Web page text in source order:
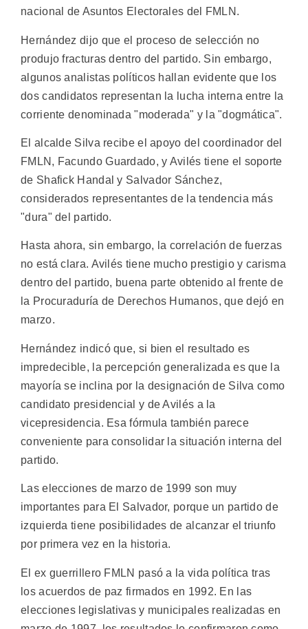
nacional de Asuntos Electorales del FMLN.
Hernández dijo que el proceso de selección no
produjo fracturas dentro del partido. Sin embargo,
algunos analistas políticos hallan evidente que los
dos candidatos representan la lucha interna entre la
corriente denominada "moderada" y la "dogmática".
El alcalde Silva recibe el apoyo del coordinador del
FMLN, Facundo Guardado, y Avilés tiene el soporte
de Shafick Handal y Salvador Sánchez,
considerados representantes de la tendencia más
"dura" del partido.
Hasta ahora, sin embargo, la correlación de fuerzas
no está clara. Avilés tiene mucho prestigio y carisma
dentro del partido, buena parte obtenido al frente de
la Procuraduría de Derechos Humanos, que dejó en
marzo.
Hernández indicó que, si bien el resultado es
impredecible, la percepción generalizada es que la
mayoría se inclina por la designación de Silva como
candidato presidencial y de Avilés a la
vicepresidencia. Esa fórmula también parece
conveniente para consolidar la situación interna del
partido.
Las elecciones de marzo de 1999 son muy
importantes para El Salvador, porque un partido de
izquierda tiene posibilidades de alcanzar el triunfo
por primera vez en la historia.
El ex guerrillero FMLN pasó a la vida política tras
los acuerdos de paz firmados en 1992. En las
elecciones legislativas y municipales realizadas en